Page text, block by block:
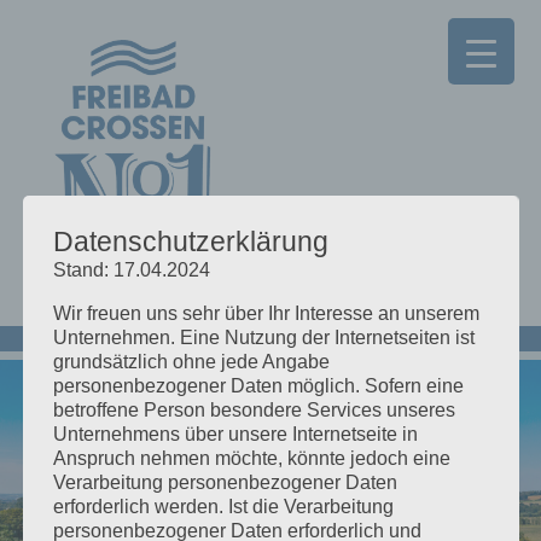
Herzlich Willkommen im
Datenschutzerklärung
Stand: 17.04.2024
Wir freuen uns sehr über Ihr Interesse an unserem
Unternehmen. Eine Nutzung der Internetseiten ist
grundsätzlich ohne jede Angabe
personenbezogener Daten möglich. Sofern eine
betroffene Person besondere Services unseres
Unternehmens über unsere Internetseite in
Anspruch nehmen möchte, könnte jedoch eine
Verarbeitung personenbezogener Daten
erforderlich werden. Ist die Verarbeitung
personenbezogener Daten erforderlich und